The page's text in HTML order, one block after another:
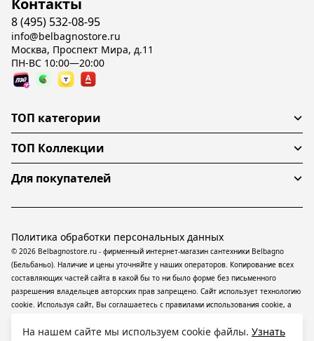
Контакты
8 (495) 532-08-95
info@belbagnostore.ru
Москва, Проспект Мира, д.11
ПН-ВС 10:00—20:00
ТОП категории
ТОП Коллекции
Для покупателей
© 2026 Belbagnostore.ru - фирменный интернет-магазин сантехники Belbagno
(Бельбаньо). Наличие и цены уточняйте у наших операторов. Копирование всех
составляющих частей сайта в какой бы то ни было форме без письменного
разрешения владельцев авторских прав запрещено. Сайт использует технологию
cookie. Используя сайт, Вы соглашаетесь с правилами использования cookie, а
ресурсе применяютсярекомендательные технологии(информационные
Политика обработки персональных данных
На нашем сайте мы используем cookie файлы. Узнать